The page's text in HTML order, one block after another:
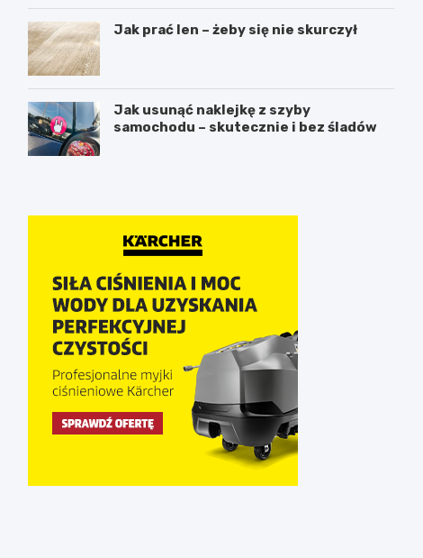
Jak prać len – żeby się nie skurczył
Jak usunąć naklejkę z szyby
samochodu – skutecznie i bez śladów